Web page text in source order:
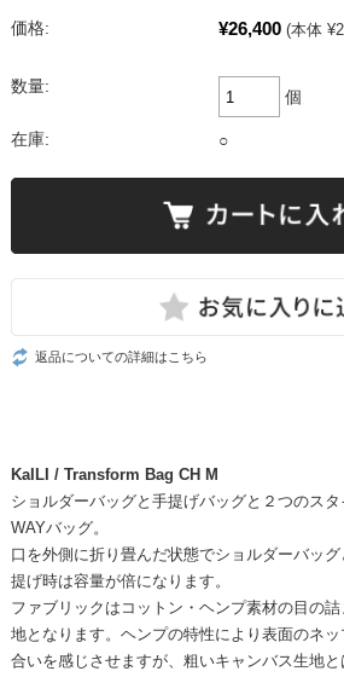
価格: ¥26,400 (本体
数量:
個
在庫: ○
返品についての詳細はこちら
KaILI / Transform Bag CH M
ショルダーバッグと手提げバッグと２つのス
WAYバッグ。
口を外側に折り畳んだ状態でショルダーバッ
提げ時は容量が倍になります。
ファブリックはコットン・ヘンプ素材の目の
地となります。ヘンプの特性により表面のネ
合いを感じさせますが、粗いキャンバス生地